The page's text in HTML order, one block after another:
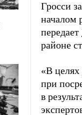
Гросси
началом
передает
районе
«В целях
при
в